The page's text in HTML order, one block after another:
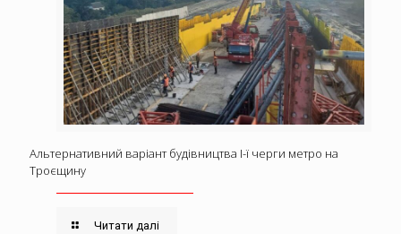
Альтернативний варіант будівництва І-ї черги метро на
Троєщину
Читати далі